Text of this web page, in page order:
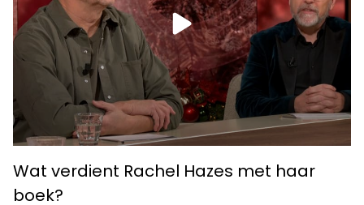
Wat verdient Rachel Hazes met haar
boek?